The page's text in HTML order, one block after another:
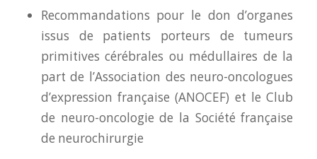
Recommandations pour le don d’organes
issus de patients porteurs de tumeurs
primitives cérébrales ou médullaires de la
part de l’Association des neuro-oncologues
d’expression française (ANOCEF) et le Club
de neuro-oncologie de la Société française
de neurochirurgie